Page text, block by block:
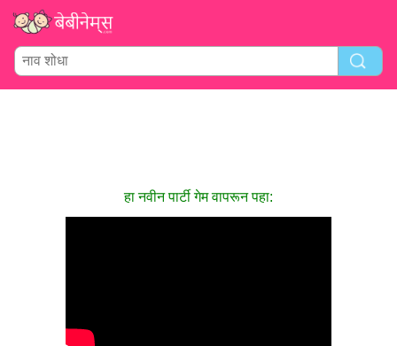
हा नवीन पार्टी गेम वापरून पहा: